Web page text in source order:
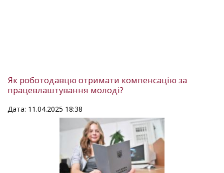
Як роботодавцю отримати компенсацію за
працевлаштування молоді?
Дата: 11.04.2025 18:38